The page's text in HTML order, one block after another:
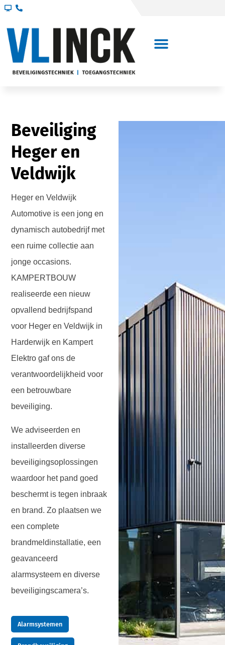
Beveiliging
Heger en
Veldwijk
Heger en Veldwijk
Automotive is een jong en
dynamisch autobedrijf met
een ruime collectie aan
jonge occasions.
KAMPERTBOUW
realiseerde een nieuw
opvallend bedrijfspand
voor Heger en Veldwijk in
Harderwijk en Kampert
Elektro gaf ons de
verantwoordelijkheid voor
een betrouwbare
beveiliging.
We adviseerden en
installeerden diverse
beveiligingsoplossingen
waardoor het pand goed
beschermt is tegen inbraak
en brand. Zo plaatsen we
een complete
brandmeldinstallatie, een
geavanceerd
alarmsysteem en diverse
beveiligingscamera’s.
Alarmsystemen